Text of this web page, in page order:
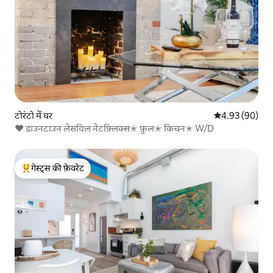
टोरंटो में घर औसत रेटिंग 5 में
4.93 (90)
❤ डाउनटाउन लेसविल नेटफ़्लिक्स✭ फ़ुल✭ किचन✭ W/D
गेस्ट्स का टॉप फ़ेवरेट
गेस्ट्स की फ़ेवरेट